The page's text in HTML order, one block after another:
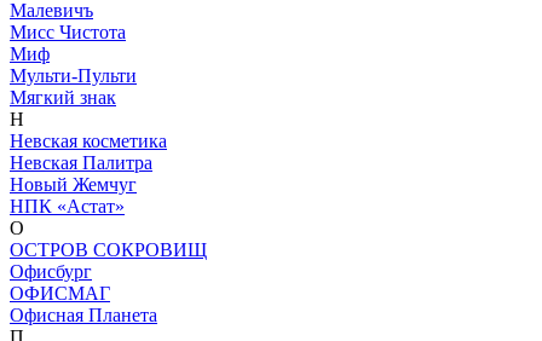
Малевичъ
Мисс Чистота
Миф
Мульти-Пульти
Мягкий знак
Н
Невская косметика
Невская Палитра
Новый Жемчуг
НПК «Астат»
О
ОСТРОВ СОКРОВИЩ
Офисбург
ОФИСМАГ
Офисная Планета
П